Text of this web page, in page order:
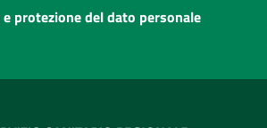
protezione del dato personale